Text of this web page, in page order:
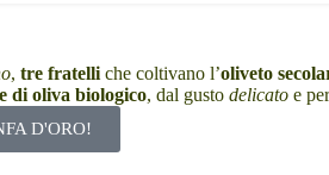
, tre fratelli che coltivano l’oliveto
di oliva biologico, dal gusto delicato e
D'ORO!